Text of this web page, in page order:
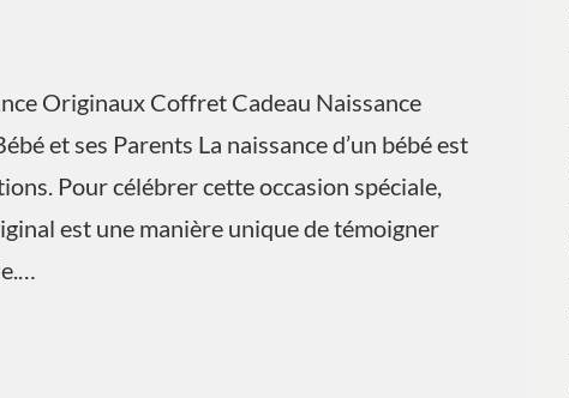
Originaux Coffret Cadeau Naissance
et ses Parents La naissance d’un bébé est
Pour célébrer cette occasion spéciale,
est une manière unique de témoigner